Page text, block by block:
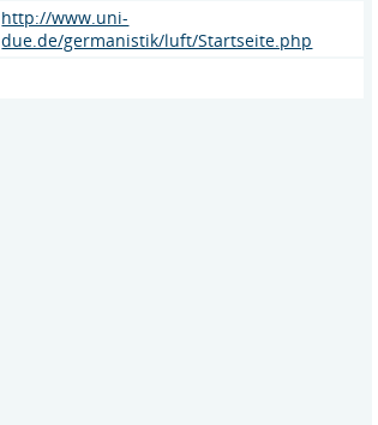
http://www.uni-
due.de/germanistik/luft/Startseite.php